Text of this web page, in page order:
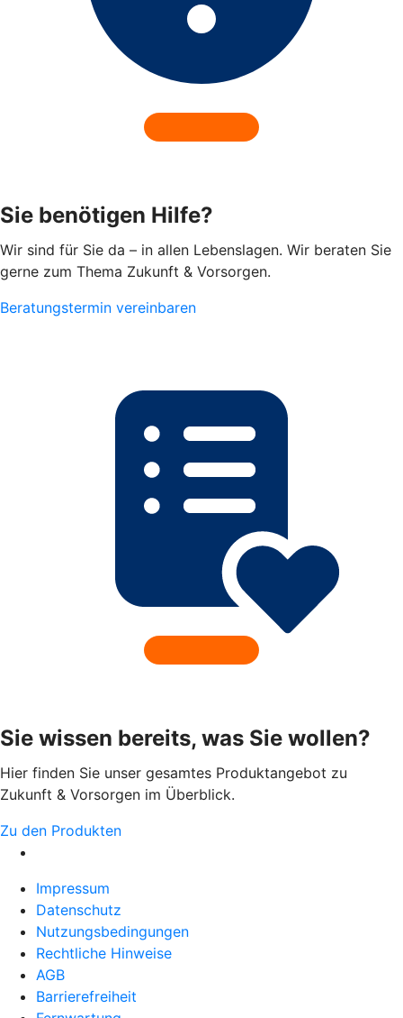
Sie benötigen Hilfe?
Wir sind für Sie da – in allen Lebenslagen. Wir beraten Sie
gerne zum Thema Zukunft & Vorsorgen.
Beratungstermin vereinbaren
Sie wissen bereits, was Sie wollen?
Hier finden Sie unser gesamtes Produktangebot zu
Zukunft & Vorsorgen im Überblick.
Zu den Produkten
Impressum
Datenschutz
Nutzungsbedingungen
Rechtliche Hinweise
AGB
Barrierefreiheit